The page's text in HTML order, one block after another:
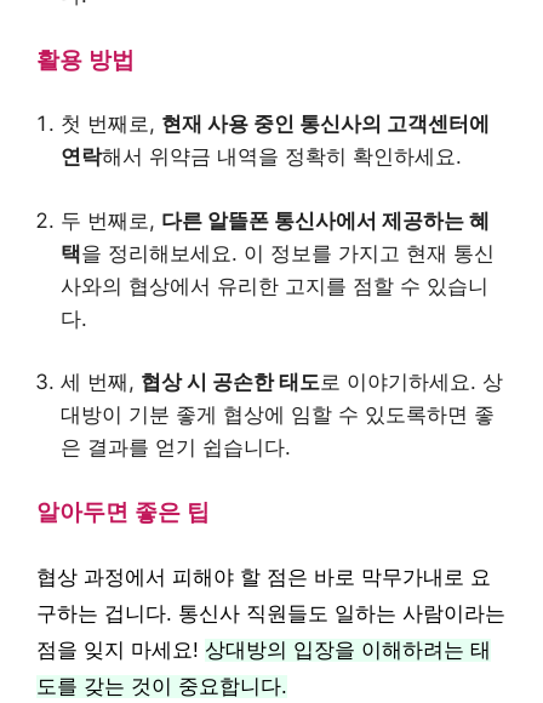
활용 방법
첫 번째로, 현재 사용 중인 통신사의 고객센터에
연락해서 위약금 내역을 정확히 확인하세요.
두 번째로, 다른 알뜰폰 통신사에서 제공하는 혜
택을 정리해보세요. 이 정보를 가지고 현재 통신
사와의 협상에서 유리한 고지를 점할 수 있습니
다.
세 번째, 협상 시 공손한 태도로 이야기하세요. 상
대방이 기분 좋게 협상에 임할 수 있도록하면 좋
은 결과를 얻기 쉽습니다.
알아두면 좋은 팁
협상 과정에서 피해야 할 점은 바로 막무가내로 요
구하는 겁니다. 통신사 직원들도 일하는 사람이라는
점을 잊지 마세요! 상대방의 입장을 이해하려는 태
도를 갖는 것이 중요합니다.